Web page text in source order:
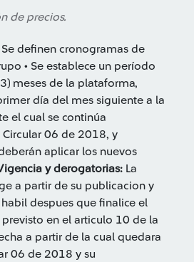
de precios.
Se definen cronogramas de
• Se establece un período
meses de la plataforma,
día del mes siguiente a la
el cual se continúa
06 de 2018, y
aplicar los nuevos
y derogatorias: La
a partir de su publicacion y
despues que finalice el
en el articulo 10 de la
a partir de la cual quedara
06 de 2018 y su